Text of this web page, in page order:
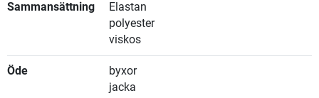
Sammansättning
Elastan
polyester
viskos
Öde
byxor
jacka